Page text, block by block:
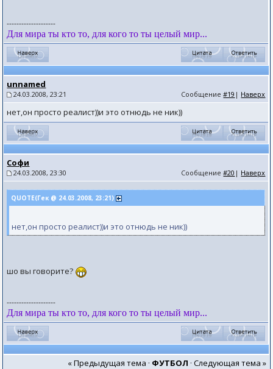
--------------------
Для мира ты кто то, для кого то ты целый мир...
unnamed
24.03.2008, 23:21 Сообщение#19 | Наверх
нет,он просто реалист))и это отнюдь не ник))
Софи
24.03.2008, 23:30 Сообщение#20 | Наверх
QUOTE(Гек @ 24.03.2008, 23:21)
нет,он просто реалист))и это отнюдь не ник))
шо вы говорите?
--------------------
Для мира ты кто то, для кого то ты целый мир...
« Предыдущая тема · ФУТБОЛ · Следующая тема »